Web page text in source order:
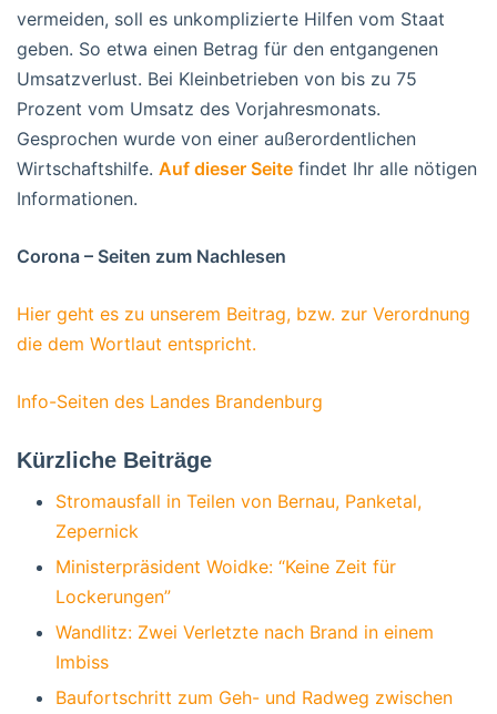
vermeiden, soll es unkomplizierte Hilfen vom Staat
geben. So etwa einen Betrag für den entgangenen
Umsatzverlust. Bei Kleinbetrieben von bis zu 75
Prozent vom Umsatz des Vorjahresmonats.
Gesprochen wurde von einer außerordentlichen
Wirtschaftshilfe. Auf dieser Seite findet Ihr alle nötigen
Informationen.
Corona – Seiten zum Nachlesen
Hier geht es zu unserem Beitrag, bzw. zur Verordnung
die dem Wortlaut entspricht.
Info-Seiten des Landes Brandenburg
Kürzliche Beiträge
Stromausfall in Teilen von Bernau, Panketal,
Zepernick
Ministerpräsident Woidke: “Keine Zeit für
Lockerungen”
Wandlitz: Zwei Verletzte nach Brand in einem
Imbiss
Baufortschritt zum Geh- und Radweg zwischen